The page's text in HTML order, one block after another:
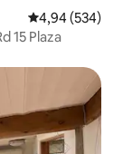
Średnia
4,94 (534)
15 Plaza